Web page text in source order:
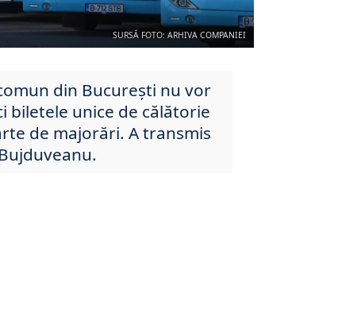
SURSĂ FOTO: ARHIVA COMPANIEI
din Bucureşti nu vor
biletele unice de călătorie
de majorări. A transmis